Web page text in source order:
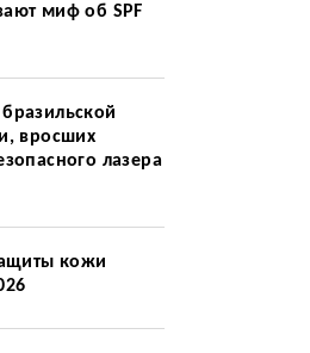
миф об SPF
вросших
лазера
кожи